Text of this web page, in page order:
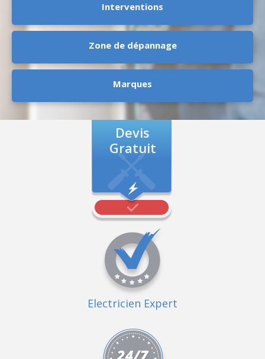
Interventions
Zone de dépannage
Marques
Devis
Gratuit
Electricien Expert